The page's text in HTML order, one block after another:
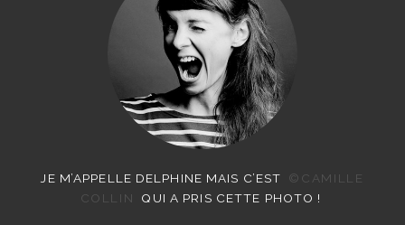
JE M’APPELLE DELPHINE MAIS C’EST
©CAMILLE
COLLIN
QUI A PRIS CETTE PHOTO !